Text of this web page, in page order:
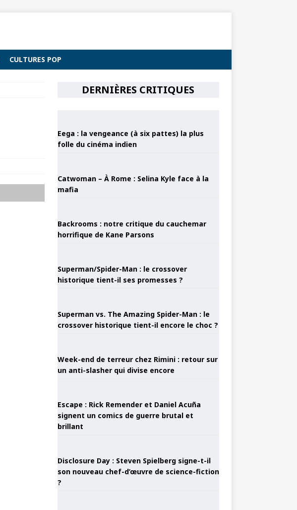
CULTURES POP
DERNIÈRES CRITIQUES
Eega : la vengeance (à six pattes) la plus
folle du cinéma indien
Catwoman – À Rome : Selina Kyle face à la
mafia
Backrooms : notre critique du cauchemar
horrifique de Kane Parsons
Superman/Spider-Man : le crossover
historique tient-il ses promesses ?
Superman vs. The Amazing Spider-Man : le
crossover historique tient-il encore le choc ?
Week-end de terreur chez Rimini : retour sur
un anti-slasher qui divise encore
Escape : Rick Remender et Daniel Acuña
signent un comics de guerre brutal et
brillant
Disclosure Day : Steven Spielberg signe-t-il
son nouveau chef-d’œuvre de science-fiction
?